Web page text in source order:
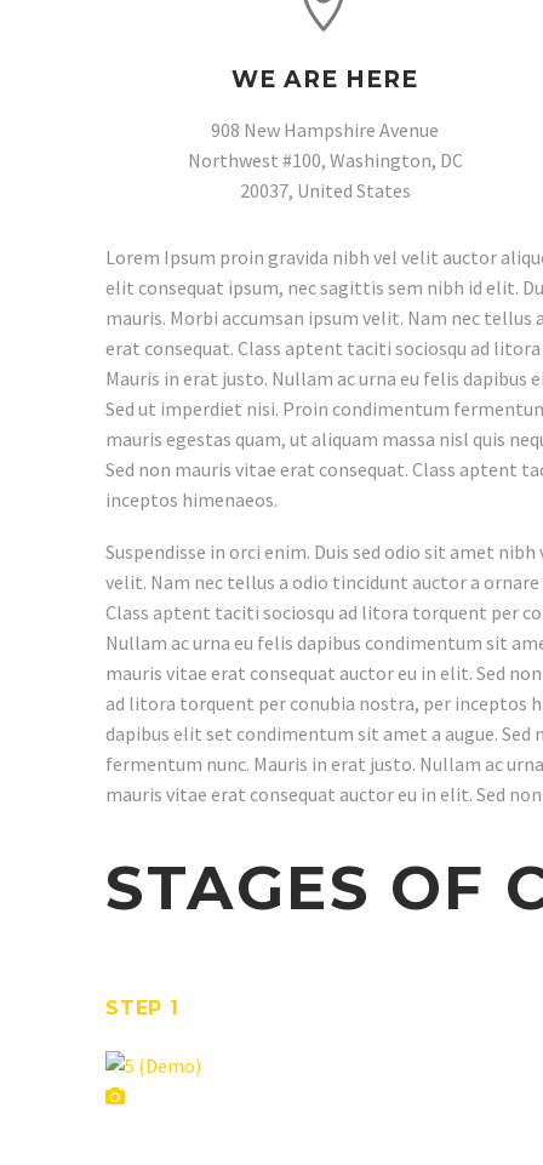
WE ARE HERE
908 New Hampshire Avenue
Northwest #100, Washington, DC
20037, United States
Lorem Ipsum proin gravida nibh vel velit auctor
elit consequat ipsum, nec sagittis sem nibh id elit.
mauris. Morbi accumsan ipsum velit. Nam nec
erat consequat. Class aptent taciti sociosqu ad
Mauris in erat justo. Nullam ac urna eu felis
Sed ut imperdiet nisi. Proin condimentum
mauris egestas quam, ut aliquam massa nisl quis
Sed non mauris vitae erat consequat. Class aptent
inceptos himenaeos.
Suspendisse in orci enim. Duis sed odio sit amet
velit. Nam nec tellus a odio tincidunt auctor a
Class aptent taciti sociosqu ad litora torquent per
Nullam ac urna eu felis dapibus condimentum sit
mauris vitae erat consequat auctor eu in elit. Sed
ad litora torquent per conubia nostra, per inceptos
dapibus elit set condimentum sit amet a augue.
fermentum nunc. Mauris in erat justo. Nullam ac
mauris vitae erat consequat auctor eu in elit. Sed
STAGES OF
STEP 1